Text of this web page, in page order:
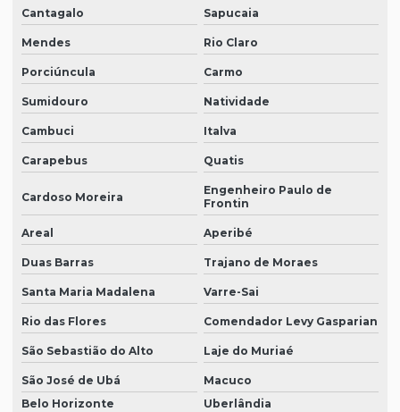
Cantagalo Sapucaia
Mendes Rio Claro
Porciúncula Carmo
Sumidouro Natividade
Cambuci Italva
Carapebus Quatis
Cardoso Moreira
Engenheiro Paulo de
Frontin
Areal Aperibé
Duas Barras Trajano de Moraes
Santa Maria Madalena Varre-Sai
Rio das Flores Comendador Levy Gasparian
São Sebastião do Alto Laje do Muriaé
São José de Ubá
Macuco
Belo Horizonte
Uberlândia